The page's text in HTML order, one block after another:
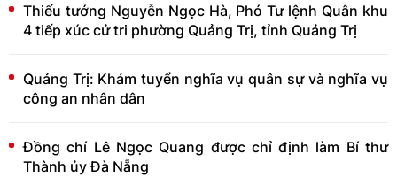
Thiếu tướng Nguyễn Ngọc Hà, Phó Tư lệnh Quân khu
4 tiếp xúc cử tri phường Quảng Trị, tỉnh Quảng Trị
Quảng Trị: Khám tuyển nghĩa vụ quân sự và nghĩa vụ
công an nhân dân
Đồng chí Lê Ngọc Quang được chỉ định làm Bí thư
Thành ủy Đà Nẵng